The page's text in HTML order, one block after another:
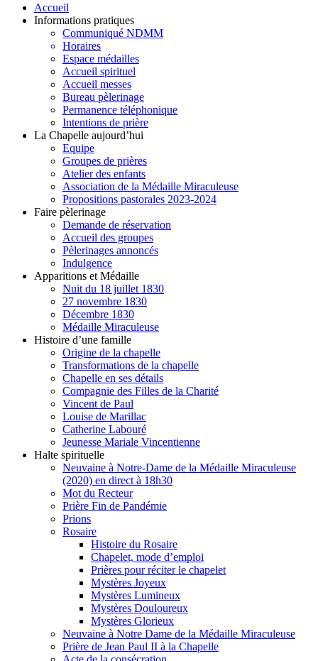
Accueil
Informations pratiques
Communiqué NDMM
Horaires
Espace médailles
Accueil spirituel
Accueil messes
Bureau pèlerinage
Permanence téléphonique
Intentions de prière
La Chapelle aujourd’hui
Equipe
Groupes de prières
Atelier des enfants
Association de la Médaille Miraculeuse
Propositions pastorales 2023-2024
Faire pèlerinage
Demande de réservation
Accueil des groupes
Pèlerinages annoncés
Indulgence
Apparitions et Médaille
Nuit du 18 juillet 1830
27 novembre 1830
Décembre 1830
Médaille Miraculeuse
Histoire d’une famille
Origine de la chapelle
Transformations de la chapelle
Chapelle en ses détails
Compagnie des Filles de la Charité
Vincent de Paul
Louise de Marillac
Catherine Labouré
Jeunesse Mariale Vincentienne
Halte spirituelle
Neuvaine à Notre-Dame de la Médaille Miraculeuse
(2020) en direct à 18h30
Mot du Recteur
Prière Fin de Pandémie
Prions
Rosaire
Histoire du Rosaire
Chapelet, mode d’emploi
Prières pour réciter le chapelet
Mystères Joyeux
Mystères Lumineux
Mystères Douloureux
Mystères Glorieux
Neuvaine à Notre Dame de la Médaille Miraculeuse
Prière de Jean Paul II à la Chapelle